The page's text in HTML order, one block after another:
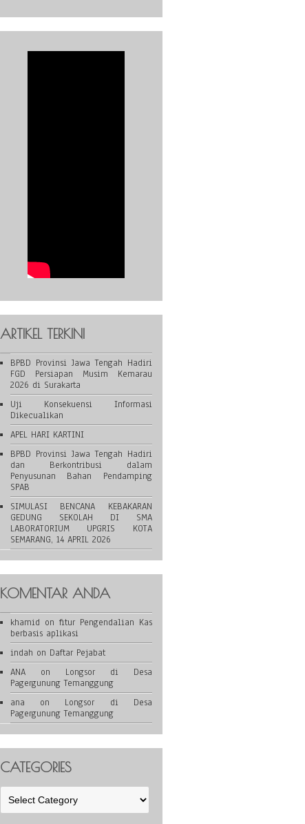
ARTIKEL TERKINI
BPBD Provinsi Jawa Tengah Hadiri
FGD Persiapan Musim Kemarau
2026 di Surakarta
Uji Konsekuensi Informasi
Dikecualikan
APEL HARI KARTINI
BPBD Provinsi Jawa Tengah Hadiri
dan Berkontribusi dalam
Penyusunan Bahan Pendamping
SPAB
SIMULASI BENCANA KEBAKARAN
GEDUNG SEKOLAH DI SMA
LABORATORIUM UPGRIS KOTA
SEMARANG, 14 APRIL 2026
KOMENTAR ANDA
khamid on fitur Pengendalian Kas
berbasis aplikasi
indah on Daftar Pejabat
ANAon Longsor di Desa
Pagergunung Temanggung
ana on Longsor di Desa
Pagergunung Temanggung
CATEGORIES
Categories